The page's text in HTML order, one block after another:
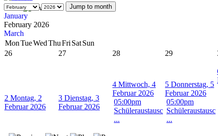
Jump to month
January
February 2026
March
MonTueWedThuFri SatSun
26
27 28 29
2 Montag, 2
Februar 2026
3 Dienstag, 3
Februar 2026
4 Mittwoch, 4
Februar 2026
05:00pm
Schüleraustausc
...
5 Donnerstag, 5
Februar 2026
05:00pm
Schüleraustausc
...